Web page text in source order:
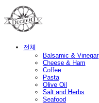
전체
Balsamic & Vinegar
Cheese & Ham
Coffee
Pasta
Olive Oil
Salt and Herbs
Seafood